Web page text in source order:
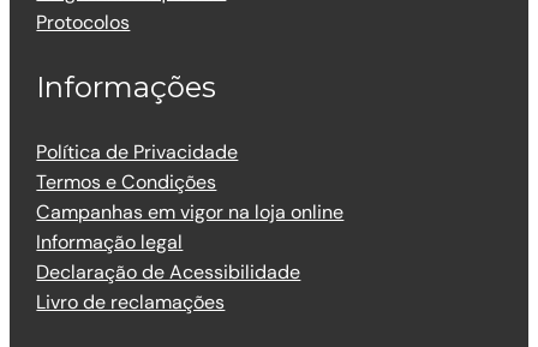
Protocolos
Informações
Política de Privacidade
Termos e Condições
Campanhas em vigor na loja online
Informação legal
Declaração de Acessibilidade
Livro de reclamações